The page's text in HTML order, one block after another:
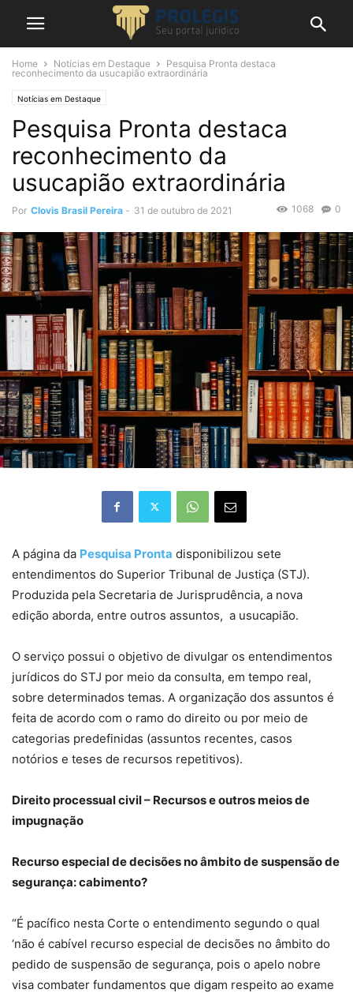
Home Notícias em Destaque
Pesquisa Pronta destaca
reconhecimento da usucapião extraordinária
Notícias em Destaque
Pesquisa Pronta destaca
reconhecimento da
usucapião extraordinária
Por Clovis Brasil Pereira - 31 de outubro de 2021 0
1068
​A página da Pesquisa Pronta disponibilizou sete
entendimentos do Superior Tribunal de Justiça (STJ).
Produzida pela Secretaria de Jurisprudência, a nova
edição aborda, entre outros assuntos, a usucapião.
O serviço possui o objetivo de divulgar os entendimentos
jurídicos do STJ por meio da consulta, em tempo real,
sobre determinados temas. A organização dos assuntos é
feita de acordo com o ramo do direito ou por meio de
categorias predefinidas (assuntos recentes, casos
notórios e teses de recursos repetitivos).
Direito processual civil – Recursos e outros meios de
impugnação
Recurso especial de decisões no âmbito de suspensão de
segurança: cabimento?
“É pacífico nesta Corte o entendimento segundo o qual
‘não é cabível recurso especial de decisões no âmbito do
pedido de suspensão de segurança, pois o apelo nobre
visa combater fundamentos que digam respeito ao exame